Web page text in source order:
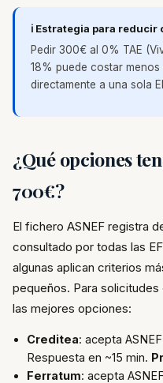
ℹ️ Estrategia para reducir
Pedir 300€ al 0% TAE
18% puede costar
directamente a una sola
¿Qué opciones
700€?
El fichero ASNEF registra
consultado por todas las
algunas aplican criterios
pequeños. Para
las mejores opciones:
Creditea: acepta
Respuesta en ~15 min.
Ferratum: acepta